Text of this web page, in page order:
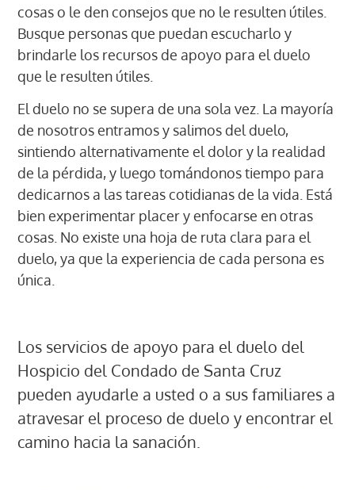
cosas o le den consejos que no le resulten útiles.
Busque personas que puedan escucharlo y
brindarle los recursos de apoyo para el duelo
que le resulten útiles.
El duelo no se supera de una sola vez. La mayoría
de nosotros entramos y salimos del duelo,
sintiendo alternativamente el dolor y la realidad
de la pérdida, y luego tomándonos tiempo para
dedicarnos a las tareas cotidianas de la vida. Está
bien experimentar placer y enfocarse en otras
cosas. No existe una hoja de ruta clara para el
duelo, ya que la experiencia de cada persona es
única.
Los servicios de apoyo para el duelo del
Hospicio del Condado de Santa Cruz
pueden ayudarle a usted o a sus familiares a
atravesar el proceso de duelo y encontrar el
camino hacia la sanación.